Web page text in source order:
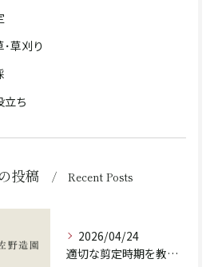
･草刈り
立ち
投稿 Recent Posts
2026/04/24
適切な剪定時期を教えます！